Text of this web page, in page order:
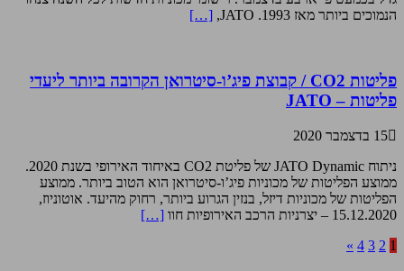
הנמוכים ביותר מאז 1993. JATO,
[…]
פליטות CO2 / קבוצת פיג’ו-סיטרואן הקרובה ביותר ליעדי
פליטות – JATO
15 בדצמבר 2020
ניתוח JATO Dynamic של פליטת CO2 באיחוד האירופי בשנת 2020.
ממוצע הפליטות של מכוניות פיג’ו-סיטרואן הוא הטוב ביותר. ממוצע
הפליטות של מכוניות דיזל, בנזין הגרוע ביותר, רחוק מהיעד. אוטוניוז,
15.12.2020 – יצרניות הרכב האירופיות חוו
[…]
1
2
3
4
»